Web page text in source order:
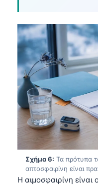
Σχήμα 6: Τα πρότυπα
απτοσφαιρίνη είναι
Η αιμοσφαιρίνη
Slovenčina
كوردی‎
پښتو
سنڌي
සිංහල
অসমীয়া
Galego
Latviešu valoda
Македонски
Euskara